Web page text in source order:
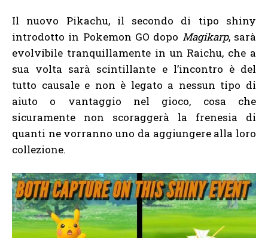
Il nuovo Pikachu, il secondo di tipo shiny
introdotto in Pokemon GO dopo Magikarp, sarà
evolvibile tranquillamente in un Raichu, che a
sua volta sarà scintillante e l’incontro è del
tutto causale e non è legato a nessun tipo di
aiuto o vantaggio nel gioco, cosa che
sicuramente non scoraggerà la frenesia di
quanti ne vorranno uno da aggiungere alla loro
collezione.